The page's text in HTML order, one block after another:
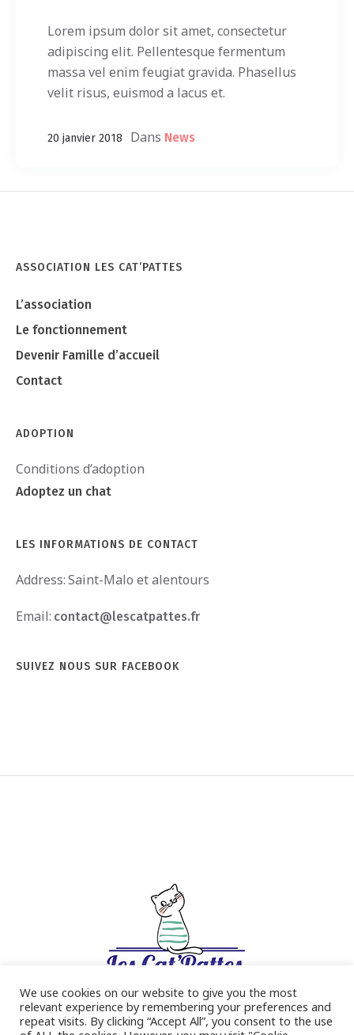
Lorem ipsum dolor sit amet, consectetur
adipiscing elit. Pellentesque fermentum
massa vel enim feugiat gravida. Phasellus
velit risus, euismod a lacus et.
20 janvier 2018 Dans News
ASSOCIATION LES CAT’PATTES
L’association
Le fonctionnement
Devenir Famille d’accueil
Contact
ADOPTION
Conditions d’adoption
Adoptez un chat
LES INFORMATIONS DE CONTACT
Address:Saint-Malo et alentours
Email: contact@lescatpattes.fr
SUIVEZ NOUS SUR FACEBOOK
We use cookies on our website to give you the most
relevant experience by remembering your preferences and
repeat visits. By clicking “Accept All”, you consent to the use